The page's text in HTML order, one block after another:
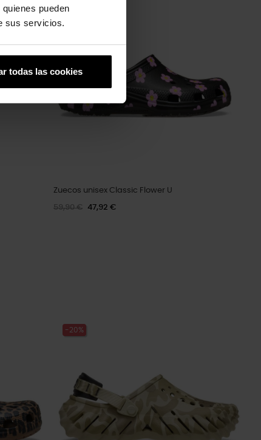
pueden
sus servicios.
todas las cookies
-20%
Zuecos unisex Classic Flower U
59,90 € 47,92 €
-20%